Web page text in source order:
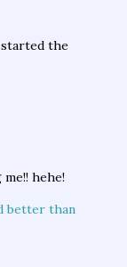
started the
hehe!
better than